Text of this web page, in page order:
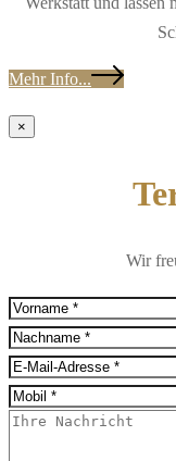
Mehr Info...
×
Wir